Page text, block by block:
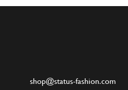
shop@status-fashion.com